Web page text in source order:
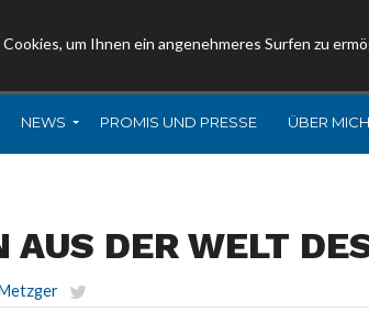
um Ihnen ein angenehmeres Surfen zu
NEWS PROMIS UND PRESSE ÜBER MICH
AUS DER WELT